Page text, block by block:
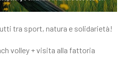
tra sport, natura e solidarietà!
volley + visita alla fattoria